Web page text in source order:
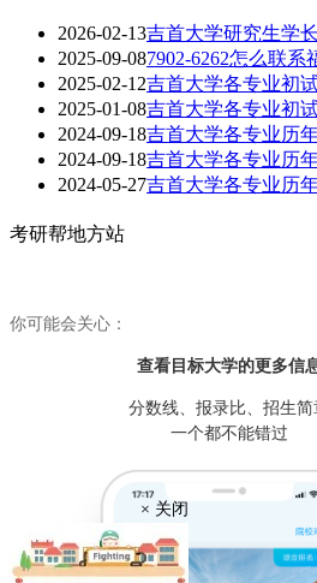
2026-02-13吉首大学研究生学
2025-09-087902-6262怎么联
2025-02-12吉首大学各专业初
2025-01-08吉首大学各专业初
2024-09-18吉首大学各专业历
2024-09-18吉首大学各专业历
2024-05-27吉首大学各专业历
考研帮地方站
你可能会关心：
查看目标大学的更多信
分数线、报录比、招生简
一个都不能错过
× 关闭